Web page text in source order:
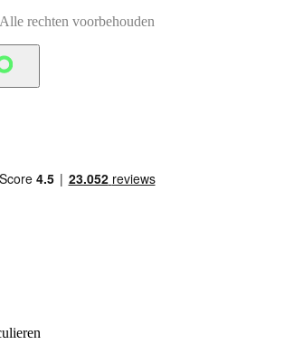
rechten voorbehouden